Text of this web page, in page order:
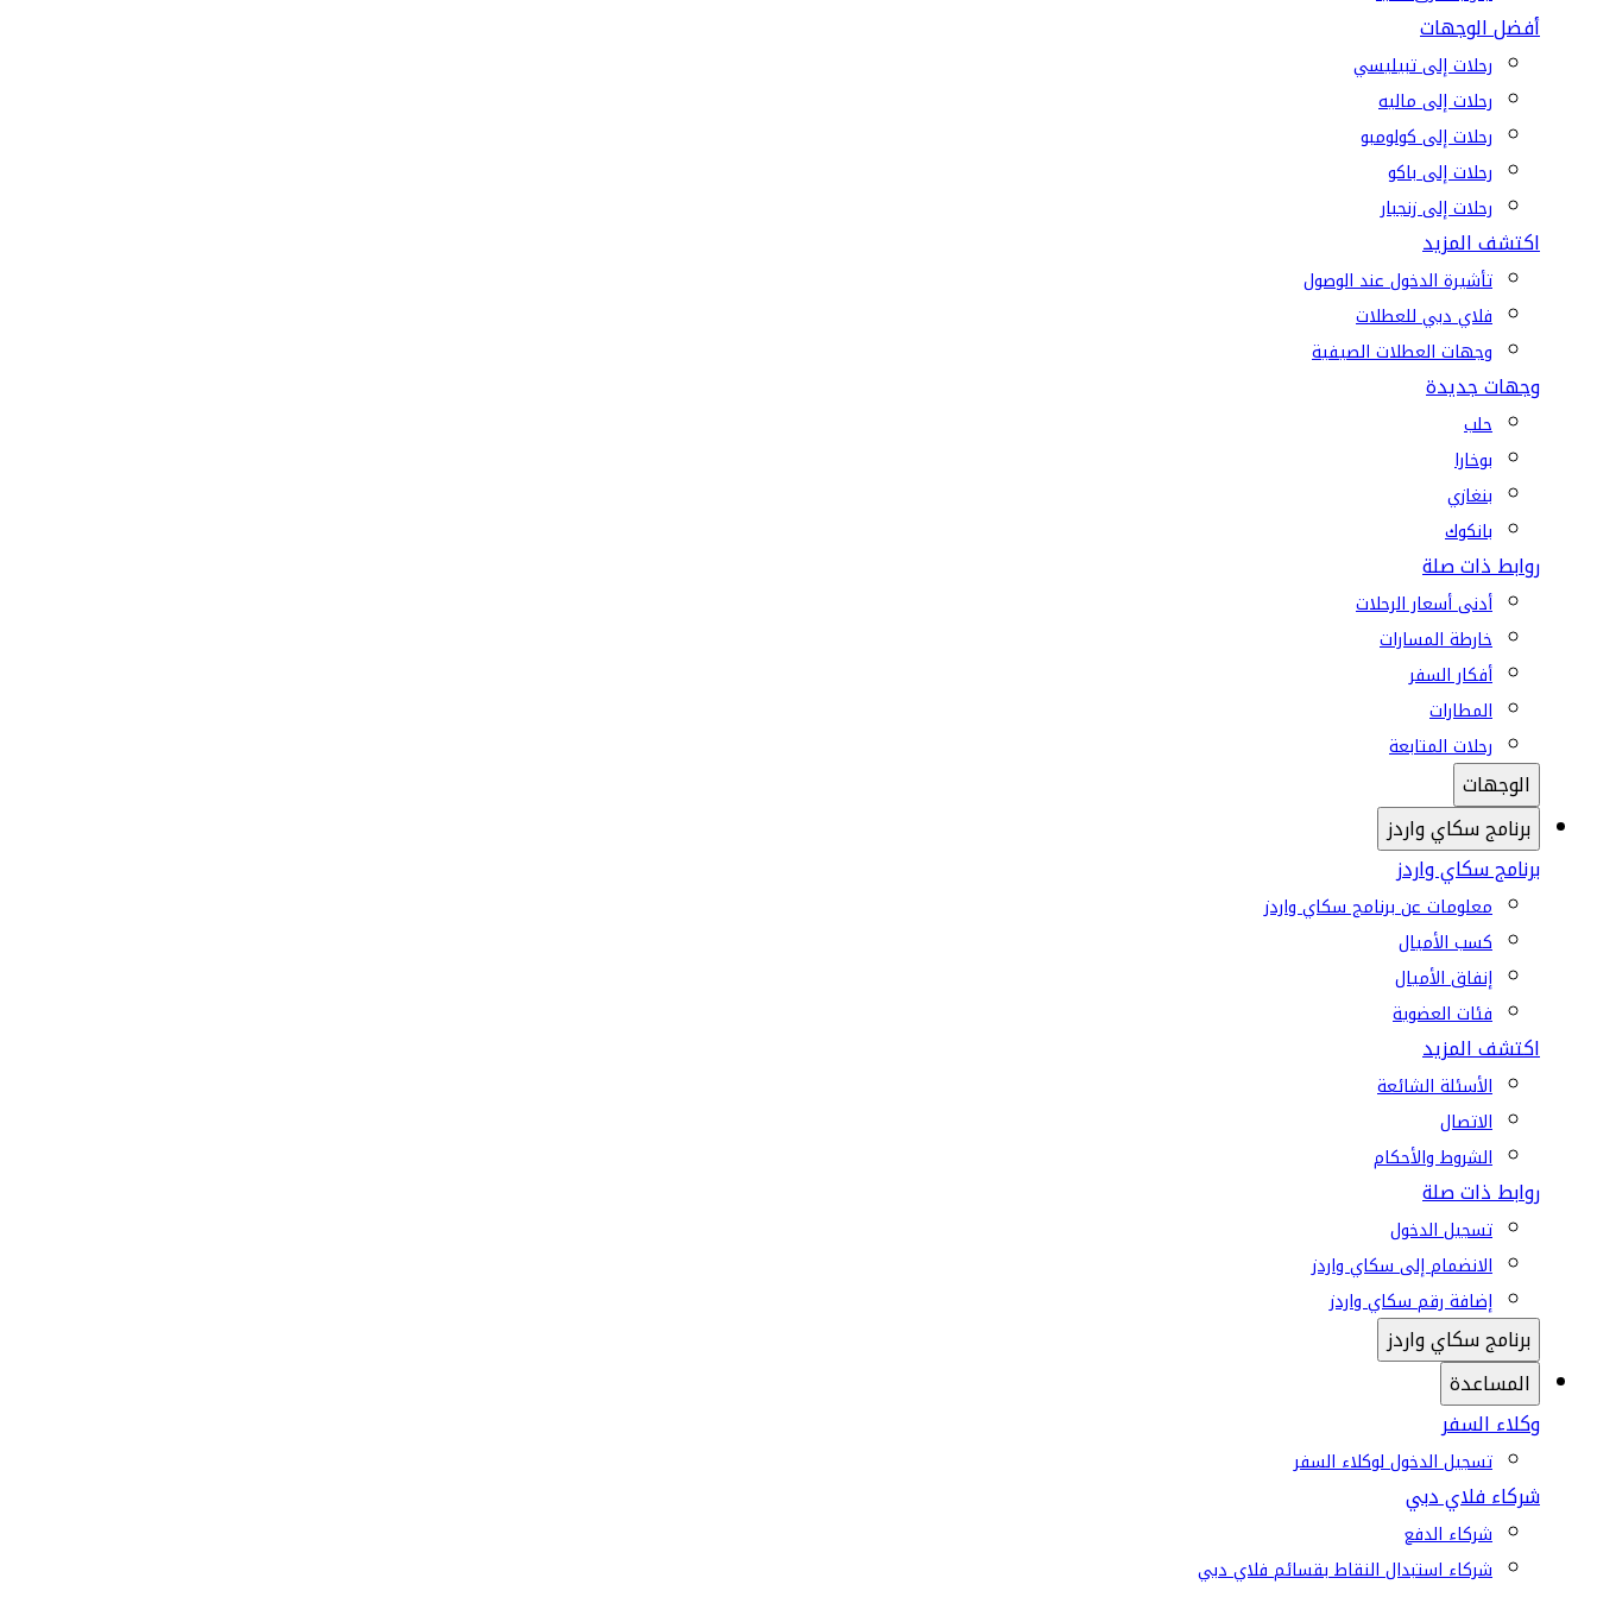
أفضل الوجهات
رحلات إلى تبيليسي
رحلات إلى ماليه
رحلات إلى كولومبو
رحلات إلى باكو
رحلات إلى زنجبار
اكتشف المزيد
تأشيرة الدخول عند الوصول
فلاي دبي للعطلات
وجهات العطلات الصيفية
وجهات جديدة
حلب
بوخارا
بنغازي
بانكوك
روابط ذات صلة
أدنى أسعار الرحلات
خارطة المسارات
أفكار السفر
المطارات
رحلات المتابعة
الوجهات
برنامج سكاي واردز
برنامج سكاي واردز
معلومات عن برنامج سكاي واردز
كسب الأميال
إنفاق الأميال
فئات العضوية
اكتشف المزيد
الأسئلة الشائعة
الاتصال
الشروط والأحكام
روابط ذات صلة
تسجيل الدخول
الانضمام إلى سكاي واردز
إضافة رقم سكاي واردز
برنامج سكاي واردز
المساعدة
وكلاء السفر
تسجيل الدخول لوكلاء السفر
شركاء فلاي دبي
شركاء الدفع
شركاء استبدال النقاط بقسائم فلاي دبي